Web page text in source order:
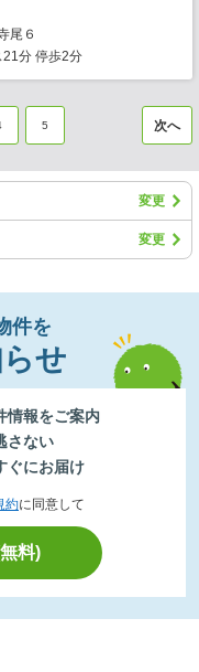
尾６
21分 停歩2分
5 次へ
変更
変更
件を
せ
情報をご案内
さない
ぐにお届け
約に同意して
料)